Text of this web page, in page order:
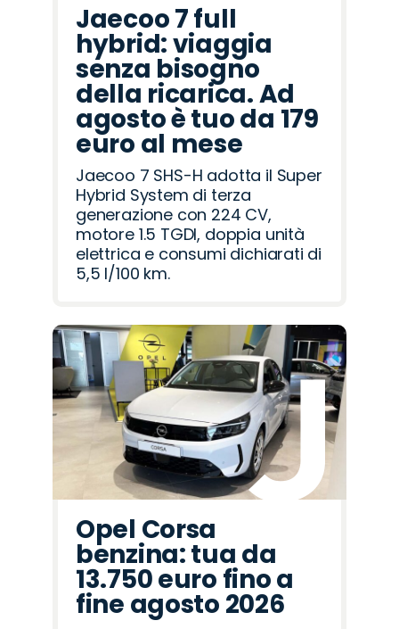
Jaecoo 7 full
hybrid: viaggia
senza bisogno
della ricarica. Ad
agosto è tuo da 179
euro al mese
Jaecoo 7 SHS-H adotta il Super
Hybrid System di terza
generazione con 224 CV,
motore 1.5 TGDI, doppia unità
elettrica e consumi dichiarati di
5,5 l/100 km.
Opel Corsa
benzina: tua da
13.750 euro fino a
fine agosto 2026